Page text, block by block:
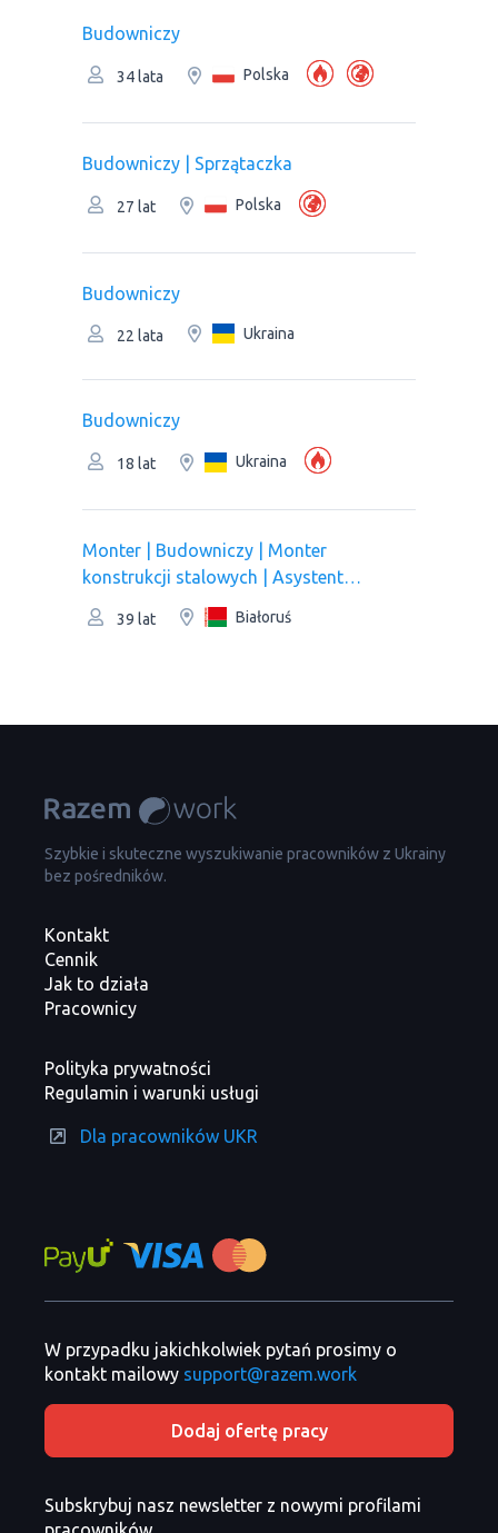
Budowniczy
34 lata Polska
Budowniczy | Sprzątaczka
27 lat Polska
Budowniczy
22 lata Ukraina
Budowniczy
18 lat Ukraina
Monter | Budowniczy | Monter
konstrukcji stalowych | Asystent
spawacza
39 lat Białoruś
Szybkie i skuteczne wyszukiwanie pracowników z Ukrainy
bez pośredników.
Kontakt
Cennik
Jak to działa
Pracownicy
Polityka prywatności
Regulamin i warunki usługi
Dla pracowników UKR
W przypadku jakichkolwiek pytań prosimy o
kontakt mailowy support@razem.work
Dodaj ofertę pracy
Subskrybuj nasz newsletter z nowymi profilami